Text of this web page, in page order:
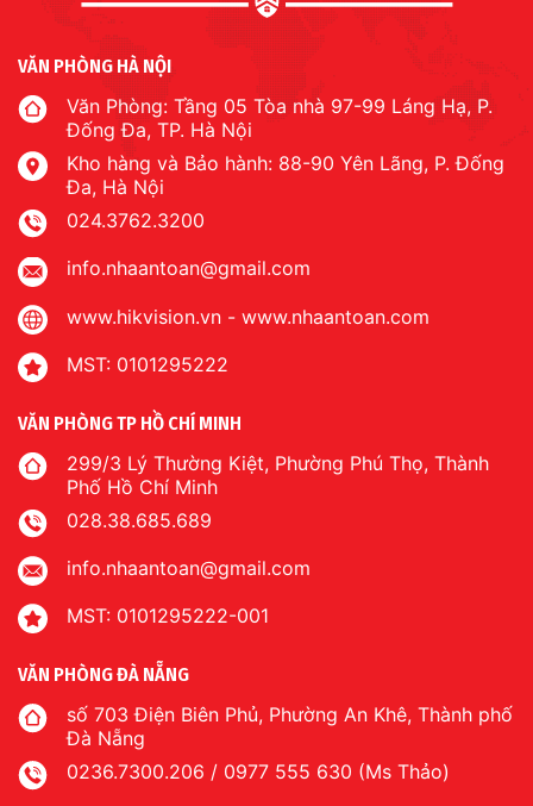
VĂN PHÒNG HÀ NỘI
Văn Phòng: Tầng 05 Tòa nhà 97-99 Láng Hạ, P.
Đống Đa, TP. Hà Nội
Kho hàng và Bảo hành: 88-90 Yên Lãng, P. Đống
Đa, Hà Nội
024.3762.3200
info.nhaantoan@gmail.com
www.hikvision.vn - www.nhaantoan.com
MST: 0101295222
VĂN PHÒNG TP HỒ CHÍ MINH
299/3 Lý Thường Kiệt, Phường Phú Thọ, Thành
Phố Hồ Chí Minh
028.38.685.689
info.nhaantoan@gmail.com
MST: 0101295222-001
VĂN PHÒNG ĐÀ NẴNG
số 703 Điện Biên Phủ, Phường An Khê, Thành phố
Đà Nẵng
0236.7300.206 / 0977 555 630 (Ms Thảo)